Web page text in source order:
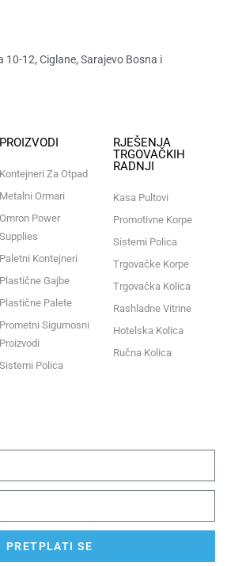
10-12, Ciglane, Sarajevo Bosna i
PROIZVODI
Kontejneri Za Otpad
Metalni Ormari
Omron Power
Supplies
Paletni Kontejneri
Plastične Gajbe
Plastične Palete
Prometni Sigurnosni
Proizvodi
Sistemi Polica
RJEŠENJA
TRGOVAČKIH
RADNJI
Kasa Pultovi
Promotivne Korpe
Sistemi Polica
Trgovačke Korpe
Trgovačka Kolica
Rashladne Vitrine
Hotelska Kolica
Ručna Kolica
PRETPLATI SE